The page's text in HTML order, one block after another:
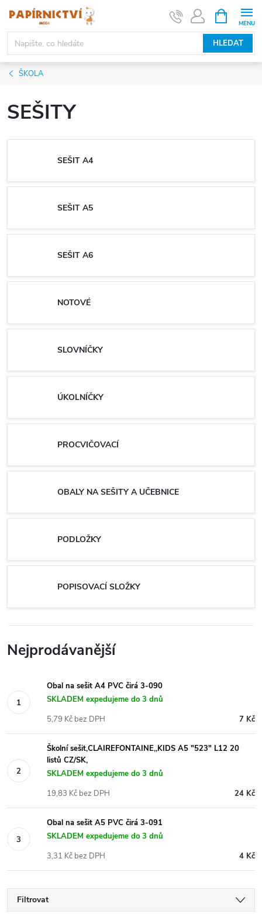
obsah
HLEDAT
NÁKUPNÍ
KOŠÍK
ŠKOLA
SEŠITY
SEŠIT A4
SEŠIT A5
SEŠIT A6
NOTOVÉ
SLOVNÍČKY
ÚKOLNÍČKY
PROCVIČOVACÍ
OBALY NA SEŠITY A UČEBNICE
PODLOŽKY
POPISOVACÍ SLOŽKY
Nejprodávanější
Obal na sešit A4 PVC čirá 3-090
SKLADEM expedujeme do 3 dnů
7 Kč
5,79 Kč bez DPH
Školní sešit,CLAIREFONTAINE,,KIDS A5 "523" L12 20
listů CZ/SK,
SKLADEM expedujeme do 3 dnů
24 Kč
19,83 Kč bez DPH
Obal na sešit A5 PVC čirá 3-091
SKLADEM expedujeme do 3 dnů
4 Kč
3,31 Kč bez DPH
Filtrovat